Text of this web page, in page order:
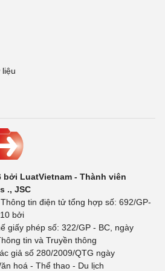
bởi LuatVietnam - Thành viên
., JSC
tin điện tử tổng hợp số: 692/GP-
bởi
giấy phép số: 322/GP - BC, ngày
tin và Truyền thông
giả số 280/2009/QTG ngày
hoá - Thể thao - Du lịch